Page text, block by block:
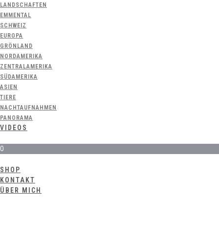
LANDSCHAFTEN
EMMENTAL
SCHWEIZ
EUROPA
GRÖNLAND
NORDAMERIKA
ZENTRALAMERIKA
SÜDAMERIKA
ASIEN
TIERE
NACHTAUFNAHMEN
PANORAMA
VIDEOS
0
SHOP
KONTAKT
ÜBER MICH